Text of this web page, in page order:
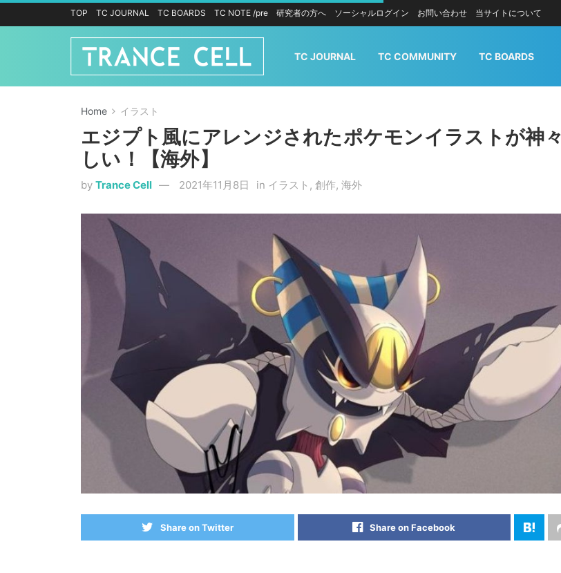
TOP TC JOURNAL TC BOARDS TC NOTE /pre 研究者の方へ ソーシャルログイン お問い合わせ 当サイトについて
TC JOURNAL TC COMMUNITY TC BOARDS
Home イラスト
エジプト風にアレンジされたポケモンイラストが神々
しい！【海外】
by Trance Cell 2021年11月8日 in イラスト , 創作, 海外
Share on Twitter Share on Facebook